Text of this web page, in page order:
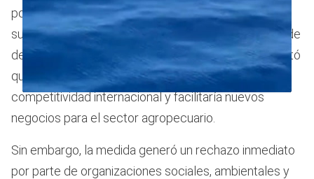
0
seconds
of
8
seconds
política de apertura económica y desregulación,
sustentada en la Ley 27.742 y el Decreto 70/2023, de
desregulación económica. Así, el Ejecutivo argumentó
que la eliminación de restricciones promovería la
competitividad internacional y facilitaría nuevos
negocios para el sector agropecuario.
Sin embargo, la medida generó un rechazo inmediato
por parte de organizaciones sociales, ambientales y